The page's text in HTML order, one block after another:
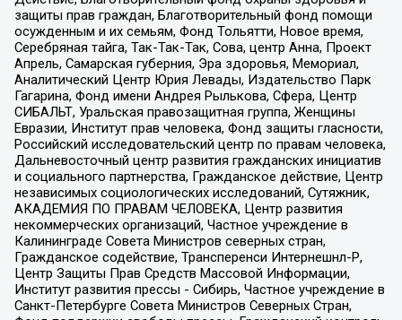
защиты прав граждан, Благотворительный фонд помощи
осужденным и их семьям, Фонд Тольятти, Новое время,
Серебряная тайга, Так-Так-Так, Сова, центр Анна, Проект
Апрель, Самарская губерния, Эра здоровья, Мемориал,
Аналитический Центр Юрия Левады, Издательство Парк
Гагарина, Фонд имени Андрея Рылькова, Сфера, Центр
СИБАЛЬТ, Уральская правозащитная группа, Женщины
Евразии, Институт прав человека, Фонд защиты гласности,
Российский исследовательский центр по правам человека,
Дальневосточный центр развития гражданских инициатив
и социального партнерства, Гражданское действие, Центр
независимых социологических исследований, Сутяжник,
АКАДЕМИЯ ПО ПРАВАМ ЧЕЛОВЕКА, Центр развития
некоммерческих организаций, Частное учреждение в
Калининграде Совета Министров северных стран,
Гражданское содействие, Трансперенси Интернешнл-Р,
Центр Защиты Прав Средств Массовой Информации,
Институт развития прессы - Сибирь, Частное учреждение в
Санкт-Петербурге Совета Министров Северных Стран,